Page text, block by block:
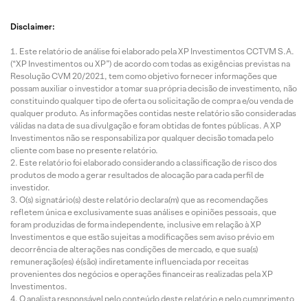
Disclaimer:
Este relatório de análise foi elaborado pela XP Investimentos CCTVM S.A.
(“XP Investimentos ou XP”) de acordo com todas as exigências previstas na
Resolução CVM 20/2021, tem como objetivo fornecer informações que
possam auxiliar o investidor a tomar sua própria decisão de investimento, não
constituindo qualquer tipo de oferta ou solicitação de compra e/ou venda de
qualquer produto. As informações contidas neste relatório são consideradas
válidas na data de sua divulgação e foram obtidas de fontes públicas. A XP
Investimentos não se responsabiliza por qualquer decisão tomada pelo
cliente com base no presente relatório.
Este relatório foi elaborado considerando a classificação de risco dos
produtos de modo a gerar resultados de alocação para cada perfil de
investidor.
O(s) signatário(s) deste relatório declara(m) que as recomendações
refletem única e exclusivamente suas análises e opiniões pessoais, que
foram produzidas de forma independente, inclusive em relação à XP
Investimentos e que estão sujeitas a modificações sem aviso prévio em
decorrência de alterações nas condições de mercado, e que sua(s)
remuneração(es) é(são) indiretamente influenciada por receitas
provenientes dos negócios e operações financeiras realizadas pela XP
Investimentos.
O analista responsável pelo conteúdo deste relatório e pelo cumprimento